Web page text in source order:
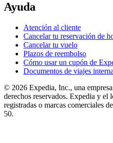
Ayuda
Atención al cliente
Cancelar tu reservación de
Cancelar tu vuelo
Plazos de reembolso
Cómo usar un cupón de
Documentos de viajes
© 2026 Expedia, Inc., una
derechos reservados. Expedia y el
registradas o marcas comerciales
50.